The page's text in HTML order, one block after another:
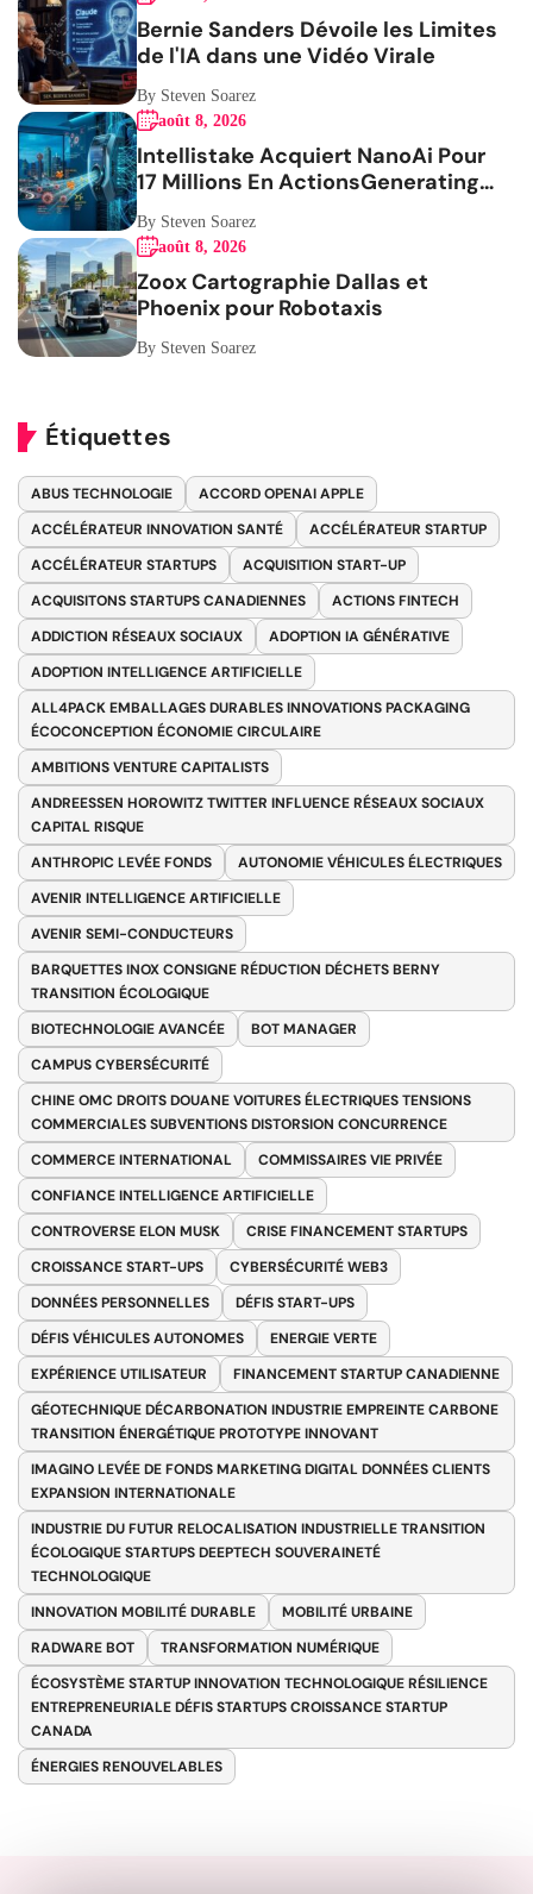
Bernie Sanders Dévoile les Limites
de l'IA dans une Vidéo Virale
By Steven Soarez
août 8, 2026
Intellistake Acquiert NanoAi Pour
17 Millions En ActionsGenerating
By Steven Soarez
août 8, 2026
Zoox Cartographie Dallas et
Phoenix pour Robotaxis
By Steven Soarez
Étiquettes
ABUS TECHNOLOGIE
ACCORD OPENAI APPLE
ACCÉLÉRATEUR INNOVATION SANTÉ
ACCÉLÉRATEUR STARTUP
ACCÉLÉRATEUR STARTUPS
ACQUISITION START-UP
ACQUISITONS STARTUPS CANADIENNES
ACTIONS FINTECH
ADDICTION RÉSEAUX SOCIAUX
ADOPTION IA GÉNÉRATIVE
ADOPTION INTELLIGENCE ARTIFICIELLE
ALL4PACK EMBALLAGES DURABLES INNOVATIONS PACKAGING
ÉCOCONCEPTION ÉCONOMIE CIRCULAIRE
AMBITIONS VENTURE CAPITALISTS
ANDREESSEN HOROWITZ TWITTER INFLUENCE RÉSEAUX SOCIAUX
CAPITAL RISQUE
ANTHROPIC LEVÉE FONDS
AUTONOMIE VÉHICULES ÉLECTRIQUES
AVENIR INTELLIGENCE ARTIFICIELLE
AVENIR SEMI-CONDUCTEURS
BARQUETTES INOX CONSIGNE RÉDUCTION DÉCHETS BERNY
TRANSITION ÉCOLOGIQUE
BIOTECHNOLOGIE AVANCÉE
BOT MANAGER
CAMPUS CYBERSÉCURITÉ
CHINE OMC DROITS DOUANE VOITURES ÉLECTRIQUES TENSIONS
COMMERCIALES SUBVENTIONS DISTORSION CONCURRENCE
COMMERCE INTERNATIONAL
COMMISSAIRES VIE PRIVÉE
CONFIANCE INTELLIGENCE ARTIFICIELLE
CONTROVERSE ELON MUSK
CRISE FINANCEMENT STARTUPS
CROISSANCE START-UPS
CYBERSÉCURITÉ WEB3
DONNÉES PERSONNELLES
DÉFIS START-UPS
DÉFIS VÉHICULES AUTONOMES
ENERGIE VERTE
EXPÉRIENCE UTILISATEUR
FINANCEMENT STARTUP CANADIENNE
GÉOTECHNIQUE DÉCARBONATION INDUSTRIE EMPREINTE CARBONE
TRANSITION ÉNERGÉTIQUE PROTOTYPE INNOVANT
IMAGINO LEVÉE DE FONDS MARKETING DIGITAL DONNÉES CLIENTS
EXPANSION INTERNATIONALE
INDUSTRIE DU FUTUR RELOCALISATION INDUSTRIELLE TRANSITION
ÉCOLOGIQUE STARTUPS DEEPTECH SOUVERAINETÉ
TECHNOLOGIQUE
INNOVATION MOBILITÉ DURABLE
MOBILITÉ URBAINE
RADWARE BOT
TRANSFORMATION NUMÉRIQUE
ÉCOSYSTÈME STARTUP INNOVATION TECHNOLOGIQUE RÉSILIENCE
ENTREPRENEURIALE DÉFIS STARTUPS CROISSANCE STARTUP
CANADA
ÉNERGIES RENOUVELABLES